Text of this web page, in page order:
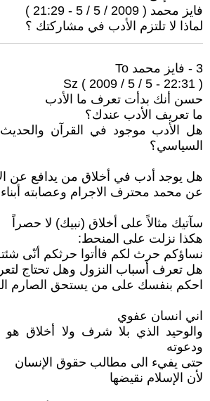
فايز محمد ( 2009 / 5 / 5 - 21:29 )
لماذا لا تلتزم الأدب في مشاركتك ؟
3 - فايز محمد To
Sz ( 2009 / 5 / 5 - 22:31 )
حسن أنك بدأت تعرف ما الأدب
ما تعريف الأدب عندك؟
هل الأدب موجود في القرآن والحديث
السياسي؟
هل يوجد أدب في أخلاق من يدافع عن
عن محمد محترف الاجرام وعصابته
سآتيك مثالاً على أخلاق (نبيك) لا حصراً
هكذا نزلت على المنحط:
نساؤكم حرث لكم فاأتوا حرثكم أنّى
هل تعرف أسباب النزول وهل تحتاج
احكم بنفسك على من يستحق الصارم
اني انسان عفوي
والوحيد الذي بلا شرف ولا أخلاق
ودعوته
حتى يفيء الى مطالب حقوق الإنسان
لأن الإسلام نقيضها